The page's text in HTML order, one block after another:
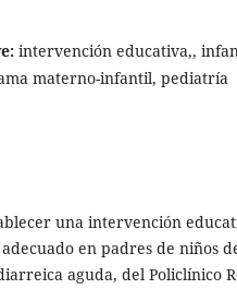
intervención educativa,,
materno-infantil, pediatría
una intervención
en padres de niños
aguda, del Policlínico